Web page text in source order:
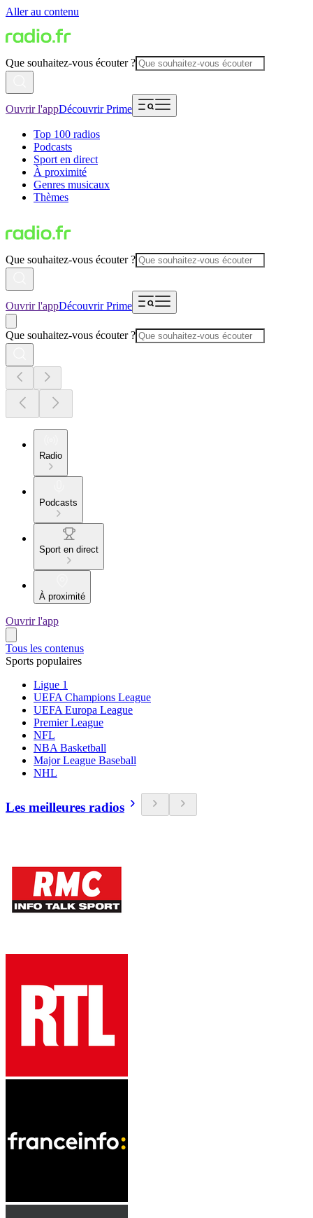
Aller au contenu
Que souhaitez-vous écouter ?
Ouvrir l'appDécouvrir Prime
Top 100 radios
Podcasts
Sport en direct
À proximité
Genres musicaux
Thèmes
Que souhaitez-vous écouter ?
Ouvrir l'appDécouvrir Prime
Que souhaitez-vous écouter ?
Radio
Podcasts
Sport en direct
À proximité
Ouvrir l'app
Tous les contenus
Sports populaires
Ligue 1
UEFA Champions League
UEFA Europa League
Premier League
NFL
NBA Basketball
Major League Baseball
NHL
Les meilleures radios